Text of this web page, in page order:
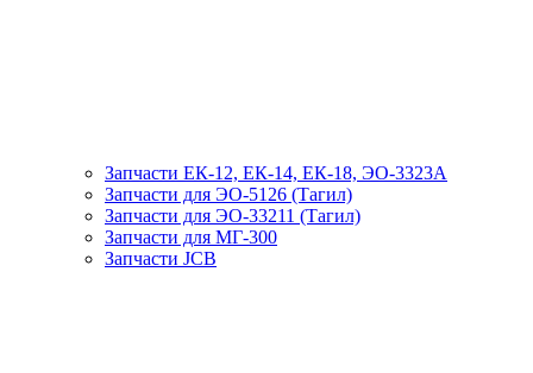
Запчасти ЕК-12, ЕК-14, ЕК-18, ЭО-3323А
Запчасти для ЭО-5126 (Тагил)
Запчасти для ЭО-33211 (Тагил)
Запчасти для МГ-300
Запчасти JCB